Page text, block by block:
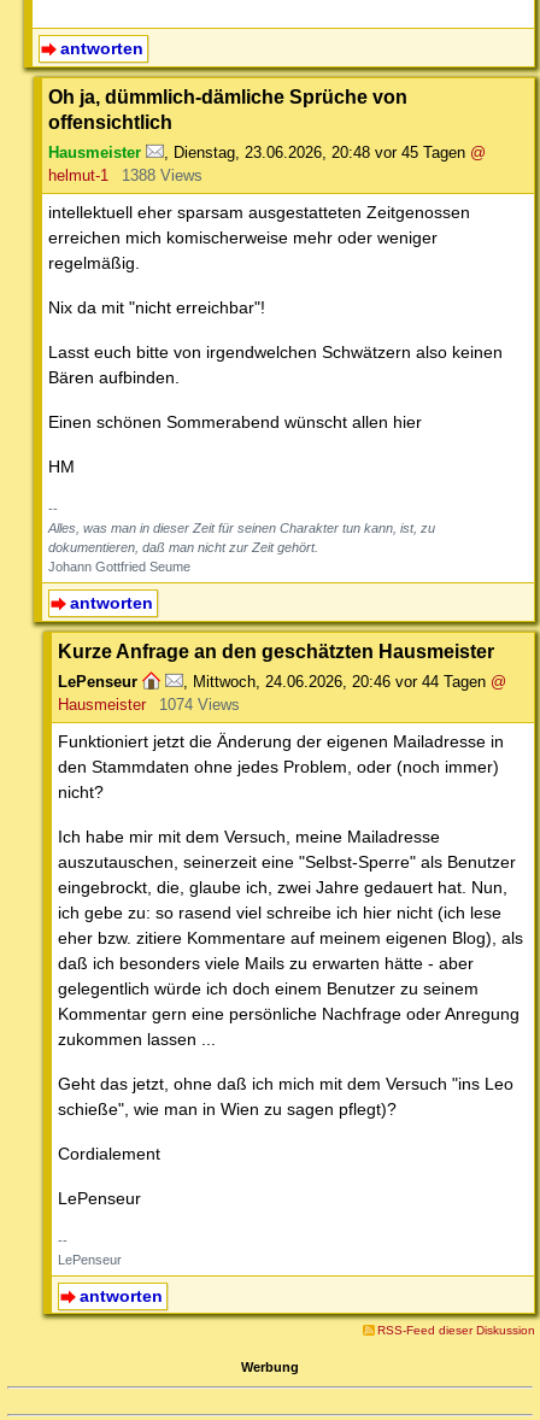
antworten
Oh ja, dümmlich-dämliche Sprüche von
offensichtlich
Hausmeister Dienstag, 23.06.2026, 20:48 vor 45 Tagen @
helmut-1
1388 Views
intellektuell eher sparsam ausgestatteten Zeitgenossen
erreichen mich komischerweise mehr oder weniger
regelmäßig.
Nix da mit "nicht erreichbar"!
Lasst euch bitte von irgendwelchen Schwätzern also keinen
Bären aufbinden.
Einen schönen Sommerabend wünscht allen hier
HM
--
Alles, was man in dieser Zeit für seinen Charakter tun kann, ist, zu
dokumentieren, daß man nicht zur Zeit gehört.
Johann Gottfried Seume
antworten
Kurze Anfrage an den geschätzten Hausmeister
LePenseur Mittwoch, 24.06.2026, 20:46 vor 44 Tagen @
Hausmeister
1074 Views
Funktioniert jetzt die Änderung der eigenen Mailadresse in
den Stammdaten ohne jedes Problem, oder (noch immer)
nicht?
Ich habe mir mit dem Versuch, meine Mailadresse
auszutauschen, seinerzeit eine "Selbst-Sperre" als Benutzer
eingebrockt, die, glaube ich, zwei Jahre gedauert hat. Nun,
ich gebe zu: so rasend viel schreibe ich hier nicht (ich lese
eher bzw. zitiere Kommentare auf meinem eigenen Blog), als
daß ich besonders viele Mails zu erwarten hätte - aber
gelegentlich würde ich doch einem Benutzer zu seinem
Kommentar gern eine persönliche Nachfrage oder Anregung
zukommen lassen ...
Geht das jetzt, ohne daß ich mich mit dem Versuch "ins Leo
schieße", wie man in Wien zu sagen pflegt)?
Cordialement
LePenseur
--
LePenseur
antworten
RSS-Feed dieser Diskussion
Werbung